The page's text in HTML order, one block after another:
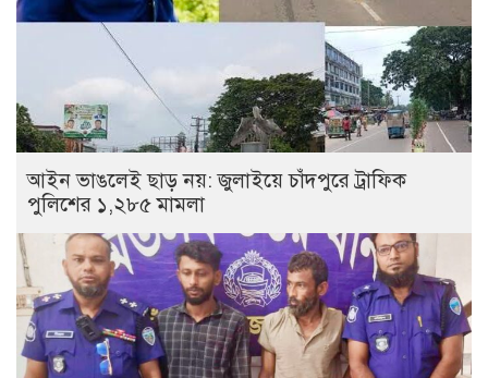
আইন ভাঙলেই ছাড় নয়: জুলাইয়ে চাঁদপুরে ট্রাফিক
পুলিশের ১,২৮৫ মামলা